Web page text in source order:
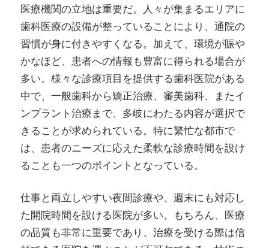
医療機関の立地は重要だ。人々が集まるエリアに
歯科医療の設備が整っていることにより、通院の
習慣が身に付きやすくなる。加えて、環境が賑や
かなほど、患者への情報も豊富に得られる場合が
多い。様々な診療項目を提供する歯科医院がある
中で、一般歯科から矯正治療、審美歯科、またイ
ンプラント治療まで、多岐にわたる内容が選択で
きることが求められている。特に繁忙な都市で
は、患者のニーズに応えた柔軟な診療時間を設け
ることも一つのポイントとなっている。
仕事と両立しやすい夜間診療や、週末にも対応し
た開院時間を設ける医院が多い。もちろん、医療
の品質も非常に重要であり、治療を受ける際は信